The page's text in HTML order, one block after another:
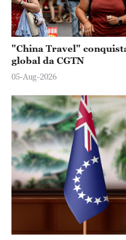
"China Travel"
global da CGTN
05-Aug-2026